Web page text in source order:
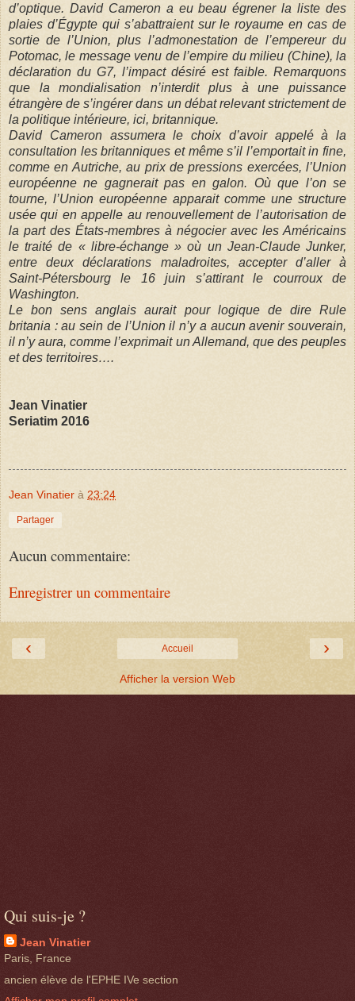
d’optique. David Cameron a eu beau égrener la liste des
plaies d’Égypte qui s’abattraient sur le royaume en cas de
sortie de l’Union, plus l’admonestation de l’empereur du
Potomac, le message venu de l’empire du milieu (Chine), la
déclaration du G7, l’impact désiré est faible. Remarquons
que la mondialisation n’interdit plus à une puissance
étrangère de s’ingérer dans un débat relevant strictement de
la politique intérieure, ici, britannique.
David Cameron assumera le choix d’avoir appelé à la
consultation les britanniques et même s’il l’emportait in fine,
comme en Autriche, au prix de pressions exercées, l’Union
européenne ne gagnerait pas en galon. Où que l’on se
tourne, l’Union européenne apparait comme une structure
usée qui en appelle au renouvellement de l’autorisation de
la part des États-membres à négocier avec les Américains
le traité de « libre-échange » où un Jean-Claude Junker,
entre deux déclarations maladroites, accepter d’aller à
Saint-Pétersbourg le 16 juin s’attirant le courroux de
Washington.
Le bon sens anglais aurait pour logique de dire Rule
britania : au sein de l’Union il n’y a aucun avenir souverain,
il n’y aura, comme l’exprimait un Allemand, que des peuples
et des territoires….
Jean Vinatier
Seriatim 2016
Jean Vinatier à 23:24
Partager
Aucun commentaire:
Enregistrer un commentaire
‹ ›
Accueil
Afficher la version Web
Qui suis-je ?
Jean Vinatier
Paris, France
ancien élève de l'EPHE IVe section